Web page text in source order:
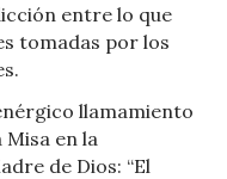
entre lo que
tomadas por los
llamamiento
en la
de Dios: “El